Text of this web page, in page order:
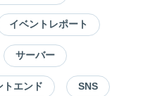
イベントレポート
サーバー
トエンド SNS